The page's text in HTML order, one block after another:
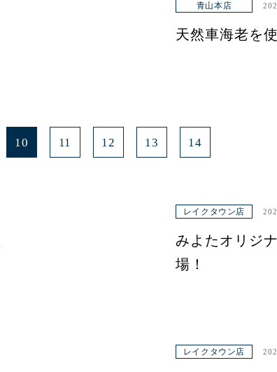
青山本店
天然車海老を使
10 11 12 13 14
レイクタウン店
みよたオリジ
場！
レイクタウン店